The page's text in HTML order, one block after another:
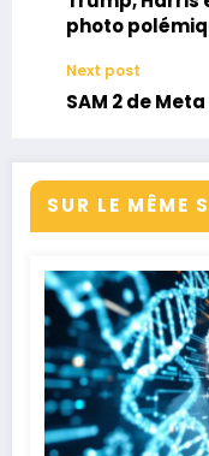
photo
Next post
SAM 2 de
SUR LE MÊME